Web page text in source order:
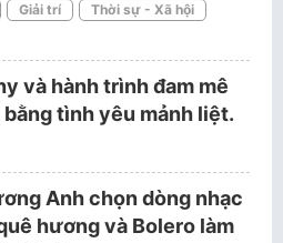
Giải trí
Thời sự - Xã hội
và hành trình đam mê
bằng tình yêu mảnh liệt.
Anh chọn dòng nhạc
hương và Bolero làm